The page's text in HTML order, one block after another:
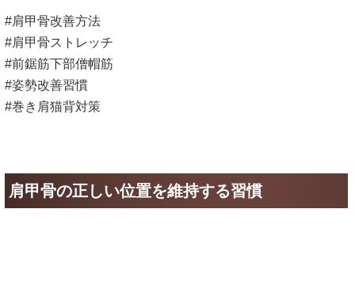
#肩甲骨改善方法
#肩甲骨ストレッチ
#前鋸筋下部僧帽筋
#姿勢改善習慣
#巻き肩猫背対策
肩甲骨の正しい位置を維持する習慣